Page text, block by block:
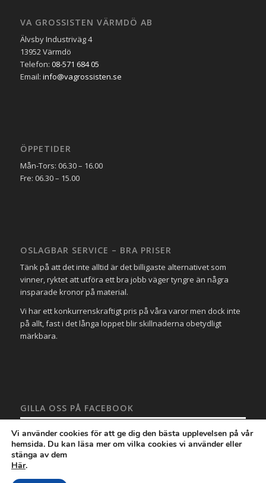
VA GROSSISTEN VÄRMDÖ AB
Älvsby Industriväg 4
13952 Värmdö
Telefon: 08-571 684 05
Email: info@vagrossisten.se
ÖPPETIDER
Mån-Tors: 06.30 – 16.00
Fre: 06.30 – 15.00
OSLAGBAR SERVICE – BRA PRISER
Tänk på att det inte alltid är det billigaste alternativet som
vinner, ryktet att utföra ett bra jobb väger tyngre än några
insparade kronor på material.
Vi har ett konkurrenskraftigt pris på våra varor men dock inte
på allt, fast i det långa loppet blir skillnaderna obetydligt
märkbara.
GILLA OSS PÅ FACEBOOK
Vi använder cookies för att ge dig den bästa upplevelsen på vår
hemsida. Du kan läsa mer om vilka cookies vi använder eller
stänga av dem
Här.